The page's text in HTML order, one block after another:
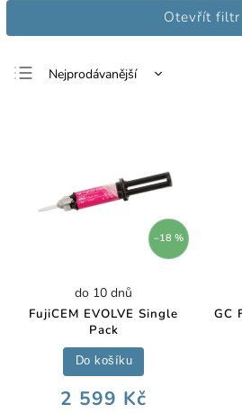
Otevřít filtr
Nejprodávanější
–18 %
FujiCEM EVOLVE Single
Pack
do 10 dnů
2 599 Kč
Do košíku
GC